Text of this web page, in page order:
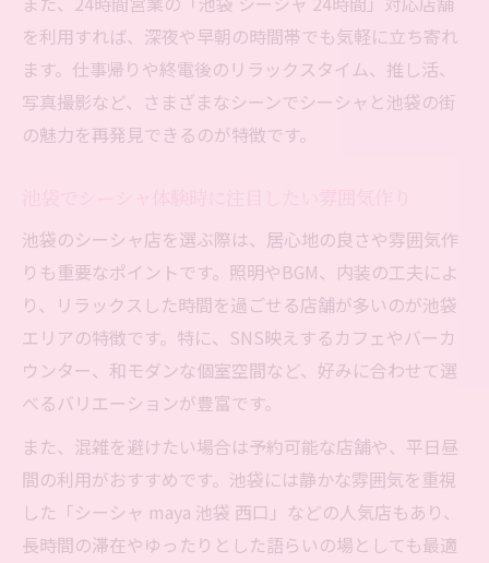
法
池袋シーシャのコスパ重視な楽しみ方を提
案
を利用すれば、深夜や早朝の時間帯でも気軽に立ち寄れ
ます。仕事帰りや終電後のリラックスタイム、推し活、
写真撮影など、さまざまなシーンでシーシャと池袋の街
の魅力を再発見できるのが特徴です。
池袋のシーシャ店を選ぶ際は、居心地の良さや雰囲気作
りも重要なポイントです。照明やBGM、内装の工夫によ
り、リラックスした時間を過ごせる店舗が多いのが池袋
エリアの特徴です。特に、SNS映えするカフェやバーカ
ウンター、和モダンな個室空間など、好みに合わせて選
べるバリエーションが豊富です。
また、混雑を避けたい場合は予約可能な店舗や、平日昼
間の利用がおすすめです。池袋には静かな雰囲気を重視
した「シーシャ maya 池袋 西口」などの人気店もあり、
長時間の滞在やゆったりとした語らいの場としても最適